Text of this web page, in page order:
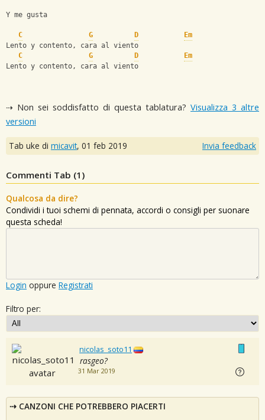
Y me gusta
C G D
Em
Lento y contento, cara al viento
C
G D
Em
Lento y contento, cara al viento
⇢ Non sei soddisfatto di questa tablatura? Visualizza 3 altre
versioni
Tab uke di micavit, 01 feb 2019 Invia feedback
Commenti Tab (1 )
Qualcosa da dire?
Condividi i tuoi schemi di pennata, accordi o consigli per suonare
questa scheda!
Login oppure Registrati
Filtro per:
nicolas_soto11
rasgeo?
31 Mar 2019
CANZONI CHE POTREBBERO PIACERTI